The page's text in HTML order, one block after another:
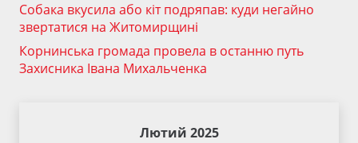
Собака вкусила або кіт подряпав: куди негайно
звертатися на Житомирщині
Корнинська громада провела в останню путь
Захисника Івана Михальченка
Лютий 2025